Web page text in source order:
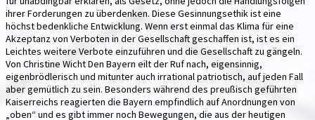
ihrer Forderungen zu überdenken. Diese Gesinnungsethik ist eine
höchst bedenkliche Entwicklung. Wenn erst einmal das Klima für eine
Akzeptanz von Verboten in der Gesellschaft geschaffen ist, ist es ein
Leichtes weitere Verbote einzuführen und die Gesellschaft zu gängeln.
Von Christine Wicht Den Bayern eilt der Ruf nach, eigensinnig,
eigenbrödlerisch und mitunter auch irrational patriotisch, auf jeden Fall
aber gemütlich zu sein. Besonders während des preußisch geführten
Kaiserreichs reagierten die Bayern empfindlich auf Anordnungen von
„oben“ und es gibt immer noch Bewegungen, die aus der heutigen